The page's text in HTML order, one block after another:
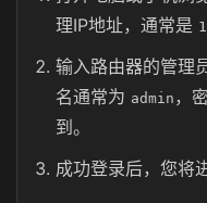
理IP地址，通常是
输入路由器的管理
名通常为 admin ，
到。
成功登录后，您将